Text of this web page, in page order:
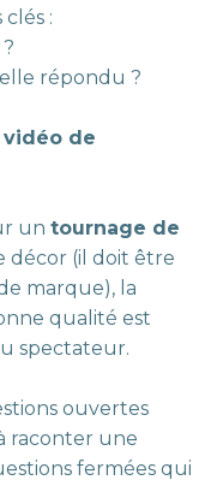
:
répondu ?
de
un tournage de
décor (il doit être
marque), la
qualité est
spectateur.
ouvertes
raconter une
fermées qui